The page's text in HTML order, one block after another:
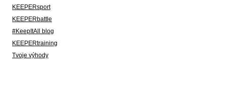
KEEPERsport
KEEPERbattle
#KeepItAll blog
KEEPERtraining
Tvoje výhody